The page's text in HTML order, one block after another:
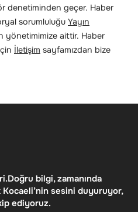
denetiminden geçer. Haber
sorumluluğu Yayın
yönetimimize aittir. Haber
İletişim sayfamızdan bize
bilgi, zamanında
sesini duyuruyor,
ediyoruz.